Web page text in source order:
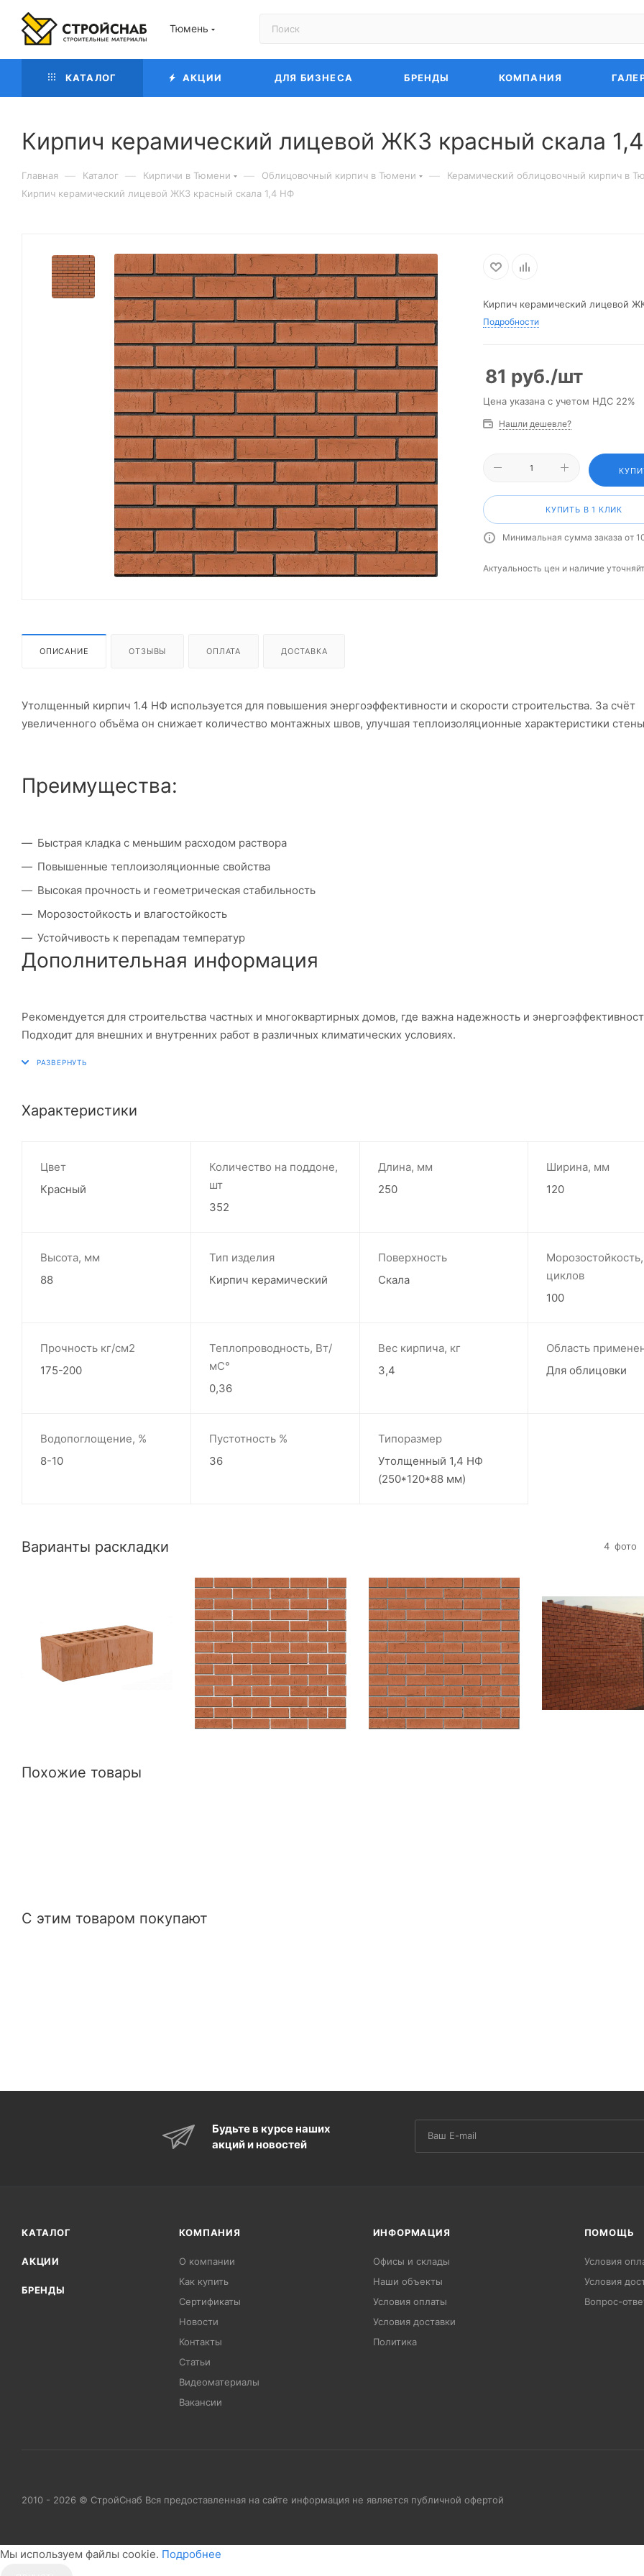
Тюмень
КАТАЛОГ АКЦИИ ДЛЯ БИЗНЕСА БРЕНДЫ КОМПАНИЯ
Кирпич керамический лицевой ЖКЗ красный скала
Главная — Каталог — Кирпичи в Тюмени — Облицовочный кирпич в Тюмени —
Керамический облицовочный кирпич в
Кирпич керамический лицевой ЖКЗ красный скала 1,4 НФ
Кирпич керамический лицевой
Подробности
81 руб./шт
Цена указана с учетом НДС 22%
Нашли дешевле?
КУПИТЬ В 1 КЛИК
Минимальная сумма заказа от
Актуальность цен и наличие
ОПИСАНИЕ ОТЗЫВЫ ОПЛАТА ДОСТАВКА
Утолщенный кирпич 1.4 НФ используется для повышения энергоэффективности и скорости строительства. За счёт
увеличенного объёма он снижает количество монтажных швов, улучшая теплоизоляционные характеристики
Преимущества:
Быстрая кладка с меньшим расходом раствора
Повышенные теплоизоляционные свойства
Высокая прочность и геометрическая стабильность
Морозостойкость и влагостойкость
Устойчивость к перепадам температур
Дополнительная информация
Рекомендуется для строительства частных и многоквартирных домов, где важна надежность и
Подходит для внешних и внутренних работ в различных климатических условиях.
Характеристики
Цвет
Красный
Количество на поддоне,
шт
352
Длина, мм
250
Ширина, мм
120
Высота, мм
88
Тип изделия
Кирпич керамический
Поверхность
Скала
Морозостойкость,
циклов
100
Прочность кг/см2
175-200
Теплопроводность, Вт/
мС°
0,36
Вес кирпича, кг
3,4
Область
Для облицовки
Водопоглощение, %
8-10
Пустотность %
36
Типоразмер
Утолщенный 1,4 НФ
(250*120*88 мм)
Варианты раскладки 4 фото
Похожие товары
С этим товаром покупают
Будьте в курсе наших
акций и новостей
КАТАЛОГ
АКЦИИ
БРЕНДЫ
КОМПАНИЯ
О компании
Как купить
Сертификаты
Новости
Контакты
Статьи
Видеоматериалы
Вакансии
ИНФОРМАЦИЯ
Офисы и склады
Наши объекты
Условия оплаты
Условия доставки
Политика
ПОМОЩЬ
Условия
Условия
Вопрос-
2010 - 2026 © СтройСнаб Вся предоставленная на сайте информация не является публичной офертой
Мы используем файлы cookie. Подробнее